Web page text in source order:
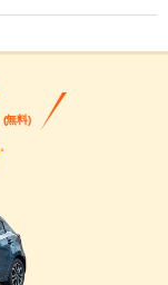
(無料)